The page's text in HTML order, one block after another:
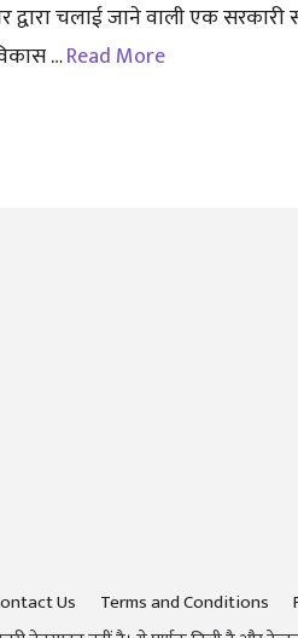
द्वारा चलाई जाने वाली एक
…Read More
Us Terms and Conditions